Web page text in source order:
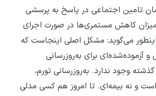
تامین اجتماعی در پاسخ به پرسشی
میزان کاهش مستمری‌ها در صورت اجرای
می‌گوید: مشکل اصلی اینجاست که
برای به‌روزرسانی
وجود ندارد. به‌روزرسانی تورم،
و نه بیمه‌ای. تا امروز هم کسی مدلی